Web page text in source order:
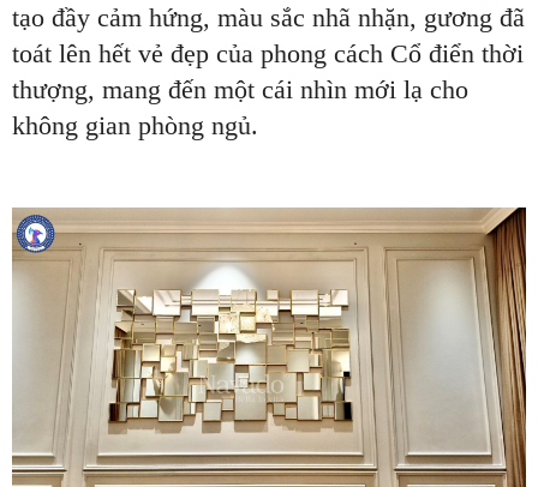
tạo đầy cảm hứng, màu sắc nhã nhặn, gương đã
toát lên hết vẻ đẹp của phong cách Cổ điển thời
thượng, mang đến một cái nhìn mới lạ cho
không gian phòng ngủ.